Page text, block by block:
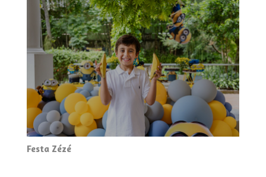
Festa Zézé